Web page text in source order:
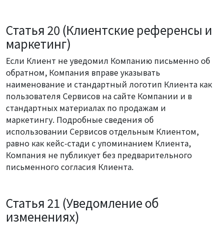
Статья 20 (Клиентские референсы и
маркетинг)
Если Клиент не уведомил Компанию письменно об
обратном, Компания вправе указывать
наименование и стандартный логотип Клиента как
пользователя Сервисов на сайте Компании и в
стандартных материалах по продажам и
маркетингу. Подробные сведения об
использовании Сервисов отдельным Клиентом,
равно как кейс-стади с упоминанием Клиента,
Компания не публикует без предварительного
письменного согласия Клиента.
Статья 21 (Уведомление об
изменениях)